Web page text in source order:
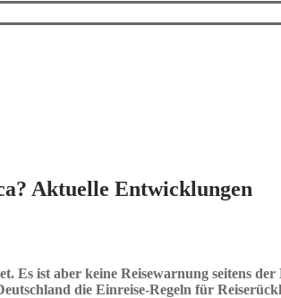
Aktuelle Entwicklungen
Es ist aber keine Reisewarnung seitens
die Einreise-Regeln für